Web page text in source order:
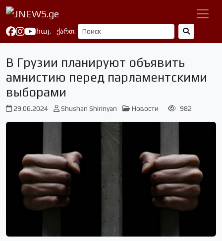
հայ. ქართ.
В Грузии планируют объявить
амнистию перед парламентскими
выборами
29.06.2024 Shushan Shirinyan Новости 982